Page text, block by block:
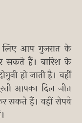
आप गुजरात के
सकते हैं। बारिश के
हो जाती है। वहीं
आपका दिल जीत
सकते हैं। वहीं रोपवे